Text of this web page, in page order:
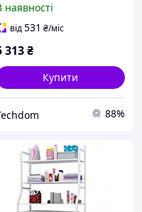
та сушарки
наявності
від531 ₴/міс
313₴
Купити
88%